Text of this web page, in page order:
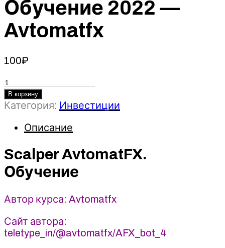
Обучение 2022 —
Avtomatfx
100₽
Количество
товара
Scalper
Обучение
-
Avtomatfx
В корзину
Категория: Инвестиции
Описание
Scalper AvtomatFX.
Обучение
Автор курса: Avtomatfx
Сайт автора:
teletype_in/@avtomatfx/AFX_bot_4